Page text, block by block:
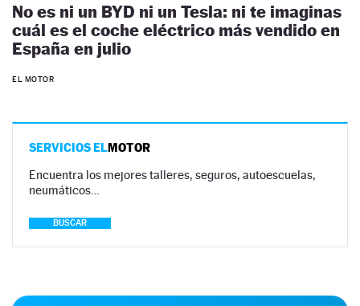
No es ni un BYD ni un Tesla: ni te imaginas
cuál es el coche eléctrico más vendido en
España en julio
EL MOTOR
SERVICIOS ELMOTOR
Encuentra los mejores talleres, seguros, autoescuelas,
neumáticos…
BUSCAR